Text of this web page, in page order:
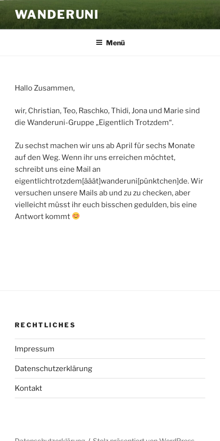
Inhalt
springen
WANDERUNI
Menü
Hallo Zusammen,
wir, Christian, Teo, Raschko, Thidi, Jona und Marie sind
die Wanderuni-Gruppe „Eigentlich Trotzdem“.
Zu sechst machen wir uns ab April für sechs Monate
auf den Weg. Wenn ihr uns erreichen möchtet,
schreibt uns eine Mail an
eigentlichtrotzdem[ääät]wanderuni[pünktchen]de. Wir
versuchen unsere Mails ab und zu zu checken, aber
vielleicht müsst ihr euch bisschen gedulden, bis eine
Antwort kommt
RECHTLICHES
Impressum
Datenschutzerklärung
Kontakt